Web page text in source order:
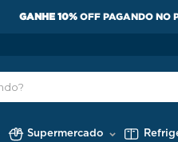
GANHE 10% OFF PAGANDO NO
Supermercado